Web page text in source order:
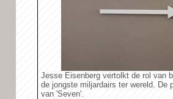
Jesse Eisenberg vertolkt de rol van
de jongste miljardairs ter wereld. De
van 'Seven'.